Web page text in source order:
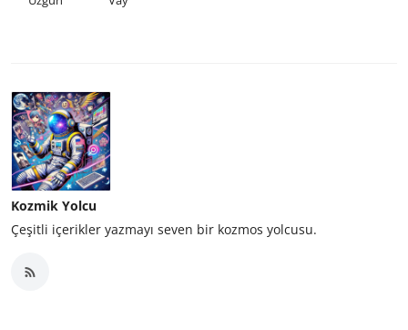
Kozmik Yolcu
Çeşitli içerikler yazmayı seven bir kozmos yolcusu.